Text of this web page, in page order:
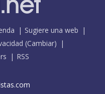
Sugiere una web
(Cambiar)
RSS